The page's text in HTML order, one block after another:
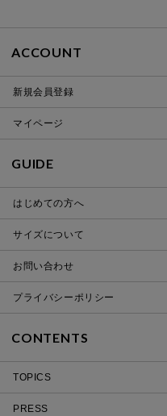
ACCOUNT
新規会員登録
マイページ
GUIDE
はじめての方へ
サイズについて
お問い合わせ
プライバシーポリシー
CONTENTS
TOPICS
PRESS